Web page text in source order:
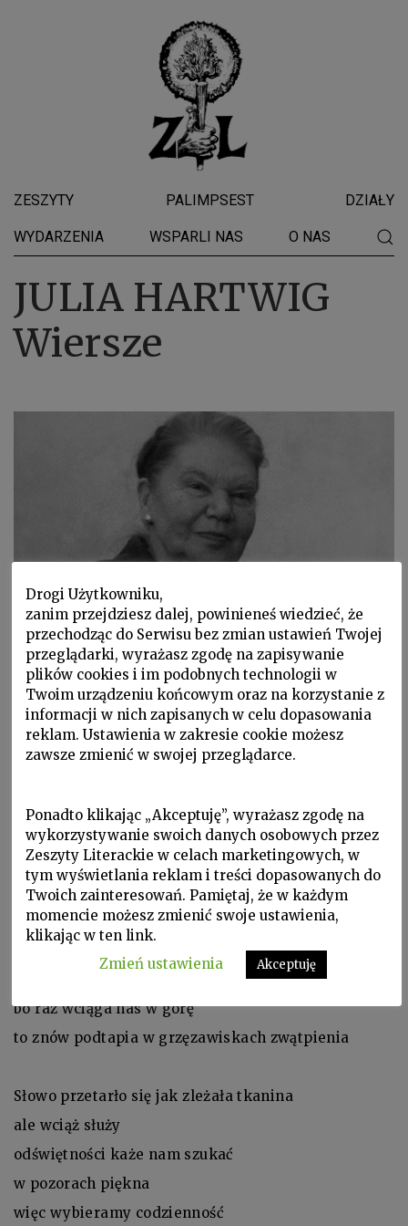
ZESZYTY PALIMPSEST DZIAŁY
WYDARZENIA WSPARLI NAS O NAS
JULIA HARTWIG
Wiersze
Julia Hartwig. fot. Archiwum prywatne
JULIA HARTWIG
Nie bliskość ale dystans
nie ciepło ale chłód
kiedy jawi się wizja
niezgodna z porządkiem dnia
Poddani jesteśmy jej przemianom
bo raz wciąga nas w górę
to znów podtapia w grzęzawiskach zwątpienia
Słowo przetarło się jak zleżała tkanina
ale wciąż służy
odświętności każe nam szukać
w pozorach piękna
więc wybieramy codzienność
Drogi Użytkowniku,
zanim przejdziesz dalej, powinieneś wiedzieć, że
przechodząc do Serwisu bez zmian ustawień Twojej
przeglądarki, wyrażasz zgodę na zapisywanie
plików cookies i im podobnych technologii w
Twoim urządzeniu końcowym oraz na korzystanie z
informacji w nich zapisanych w celu dopasowania
reklam. Ustawienia w zakresie cookie możesz
zawsze zmienić w swojej przeglądarce.
Ponadto klikając „Akceptuję”, wyrażasz zgodę na
wykorzystywanie swoich danych osobowych przez
Zeszyty Literackie w celach marketingowych, w
tym wyświetlania reklam i treści dopasowanych do
Twoich zainteresowań. Pamiętaj, że w każdym
momencie możesz zmienić swoje ustawienia,
klikając w ten link.
Zmień ustawienia
Akceptuję